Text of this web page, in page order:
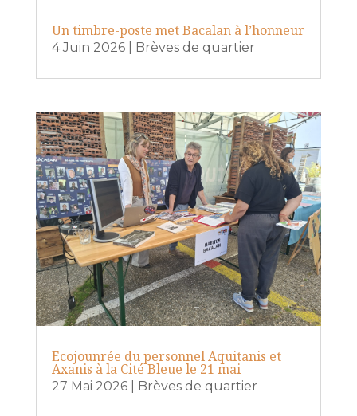
Un timbre-poste met Bacalan à l’honneur
4 Juin 2026| Brèves de quartier
Ecojounrée du personnel Aquitanis et
Axanis à la Cité Bleue le 21 mai
27 Mai 2026| Brèves de quartier